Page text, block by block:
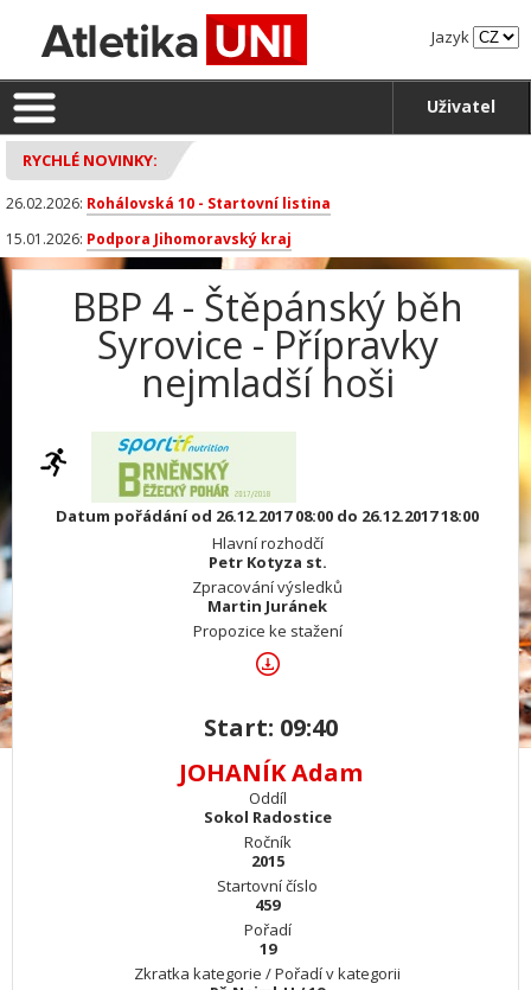
Jazyk
Uživatel
RYCHLÉ NOVINKY:
26.02.2026: Rohálovská 10 - Startovní listina
15.01.2026: Podpora Jihomoravský kraj
BBP 4 - Štěpánský běh
Syrovice - Přípravky
nejmladší hoši
Datum pořádání od 26.12.2017 08:00 do 26.12.2017 18:00
Hlavní rozhodčí
Petr Kotyza st.
Zpracování výsledků
Martin Juránek
Propozice ke stažení
Start: 09:40
JOHANÍK Adam
Oddíl
Sokol Radostice
Ročník
2015
Startovní číslo
459
Pořadí
19
Zkratka kategorie / Pořadí v kategorii